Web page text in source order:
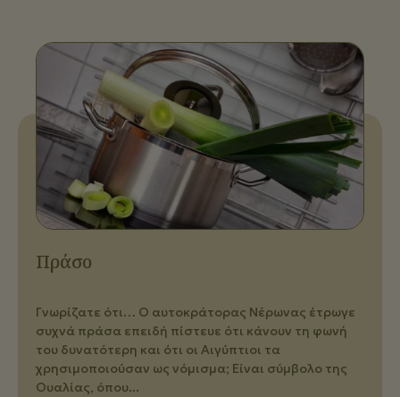
Πράσο
Γνωρίζατε ότι… Ο αυτοκράτορας Νέρωνας έτρωγε
συχνά πράσα επειδή πίστευε ότι κάνουν τη φωνή
του δυνατότερη και ότι οι Αιγύπτιοι τα
χρησιμοποιούσαν ως νόμισμα; Eίναι σύμβολo της
Ουαλίας, όπου...